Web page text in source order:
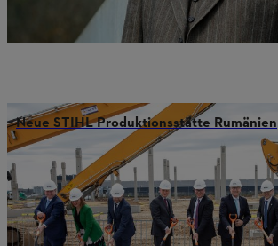
Neue STIHL Produktionsstätte Rumänien